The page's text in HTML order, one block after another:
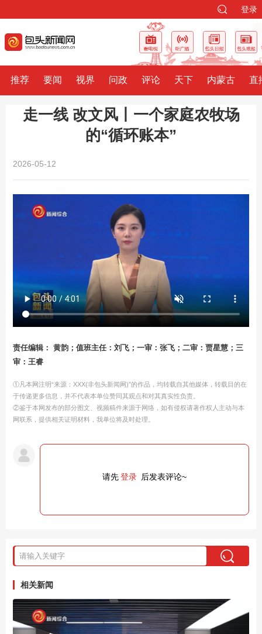
登录
推荐 要闻 视界 问政 评论 天下 内蒙古 直
走一线 改文风丨一个家庭农牧场
的“循环账本”
2026-05-12
责任编辑： 黄韵；值班主任：刘飞；一审：张飞；二审：贾星慧；三
审：王睿
①凡本网注明“来源：XXX(非包头新闻网)”的作品，均转载自其他媒体，转载目的在
于传递更多信息，并不代表本单位赞同其观点和对其真实性负责。
②鉴于本网发布的部分图文、视频稿件来源于网络，如有侵权请著作权人主动与本
网联系，提供相关证明材料，我单位将及时处理。
请先登录 后发表评论~
相关新闻